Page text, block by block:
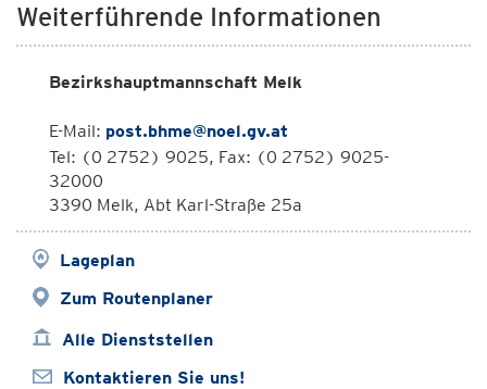
Weiterführende Informationen
Bezirkshauptmannschaft Melk
E-Mail: post.bhme@noel.gv.at
Tel: (0 2752) 9025, Fax: (0 2752) 9025-
32000
3390 Melk, Abt Karl-Straße 25a
Lageplan
Zum Routenplaner
Alle Dienststellen
Kontaktieren Sie uns!